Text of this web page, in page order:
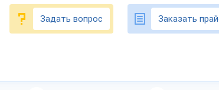
Задать вопрос Заказать